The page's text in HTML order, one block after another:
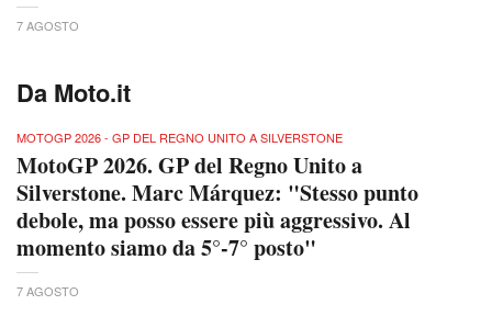
7 AGOSTO
Da Moto.it
MOTOGP 2026 - GP DEL REGNO UNITO A SILVERSTONE
MotoGP 2026. GP del Regno Unito a
Silverstone. Marc Márquez: "Stesso punto
debole, ma posso essere più aggressivo. Al
momento siamo da 5°-7° posto"
7 AGOSTO